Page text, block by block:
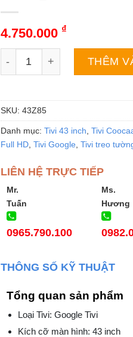
4.750.000 ₫
Tivi Coocaa 43Z85 | 43 inch
THÊM
SKU: 43Z85
Danh mục: Tivi 43 inch Tivi
Full HD, Tivi Google Tivi treo
LIÊN HỆ TRỰC TIẾP
Mr.
Tuấn
0965.790.100
Ms.
Hương
THÔNG SỐ KỸ THUẬT
Tổng quan sản phẩm
Loại Tivi: Google Tivi
Kích cỡ màn hình: 43 inch